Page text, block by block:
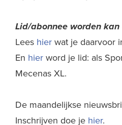
Lid/abonnee worden
Lees hierwat je daarvoor
En hierword je lid: als
Mecenas XL.
De maandelijkse
Inschrijven doe je hier.